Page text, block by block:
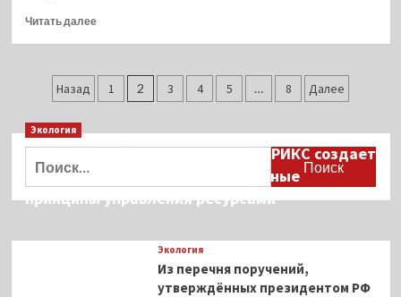
духовке)
Читать далееПрочитать
запечённый
с
в
Пагинация
записей
Назад 1 2 3 4 5 … 8 Далее
Экология
Дмитрий Кобылкин: площадка БРИКС создает
возможность сформировать единые
принципы управления ресурсами
Экология
Из перечня поручений,
утверждённых президентом РФ